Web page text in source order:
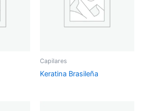
Capilares
Keratina Brasileña